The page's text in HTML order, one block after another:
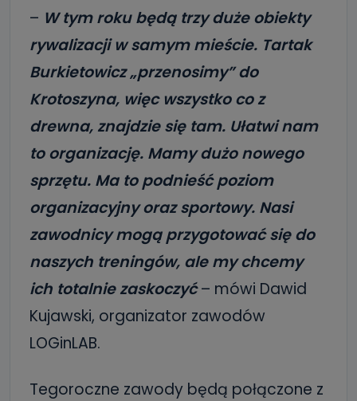
– W tym roku będą trzy duże obiekty
rywalizacji w samym mieście. Tartak
Burkietowicz „przenosimy” do
Krotoszyna, więc wszystko co z
drewna, znajdzie się tam. Ułatwi nam
to organizację. Mamy dużo nowego
sprzętu. Ma to podnieść poziom
organizacyjny oraz sportowy. Nasi
zawodnicy mogą przygotować się do
naszych treningów, ale my chcemy
ich totalnie zaskoczyć– mówi Dawid
Kujawski, organizator zawodów
LOGinLAB.
Tegoroczne zawody będą połączone z